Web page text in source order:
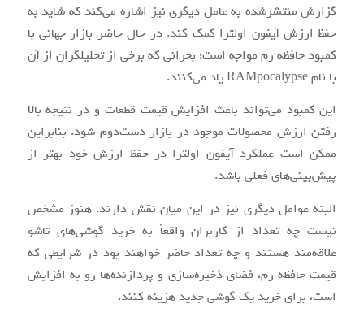
گزارش منتشرشده به عامل دیگری نیز اشاره می‌کند که شاید به
حفظ ارزش آیفون اولترا کمک کند. در حال حاضر بازار جهانی با
کمبود حافظه رم مواجه است؛ بحرانی که برخی از تحلیلگران از آن
با نام RAMpocalypse یاد می‌کنند.
این کمبود می‌تواند باعث افزایش قیمت قطعات و در نتیجه بالا
رفتن ارزش محصولات موجود در بازار دست‌دوم شود. بنابراین
ممکن است عملکرد آیفون اولترا در حفظ ارزش خود بهتر از
پیش‌بینی‌های فعلی باشد.
البته عوامل دیگری نیز در این میان نقش دارند. هنوز مشخص
نیست چه تعداد از کاربران واقعاً به خرید گوشی‌های تاشو
علاقه‌مند هستند و چه تعداد حاضر خواهند بود در شرایطی که
قیمت حافظه رم، فضای ذخیره‌سازی و پردازنده‌ها رو به افزایش
است، برای خرید یک گوشی جدید هزینه کنند.